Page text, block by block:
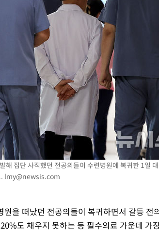
아틀
음주
"
죄송"
해 집단 사직했던 전공의들이 수련병원에 복귀한 1일
lmy@newsis.com
을 떠났던 전공의들이 복귀하면서 갈등 전
도 채우지 못하는 등 필수의료 가운데 가